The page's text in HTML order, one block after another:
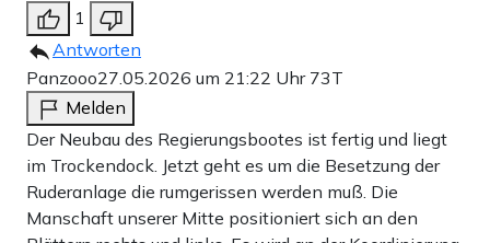
1
Antworten
Panzooo27.05.2026 um 21:22 Uhr 73T
Melden
Der Neubau des Regierungsbootes ist fertig und liegt
im Trockendock. Jetzt geht es um die Besetzung der
Ruderanlage die rumgerissen werden muß. Die
Manschaft unserer Mitte positioniert sich an den